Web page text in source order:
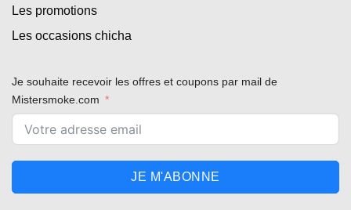
Les promotions
Les occasions chicha
Je souhaite recevoir les offres et coupons par mail de
Mistersmoke.com
JE M'ABONNE